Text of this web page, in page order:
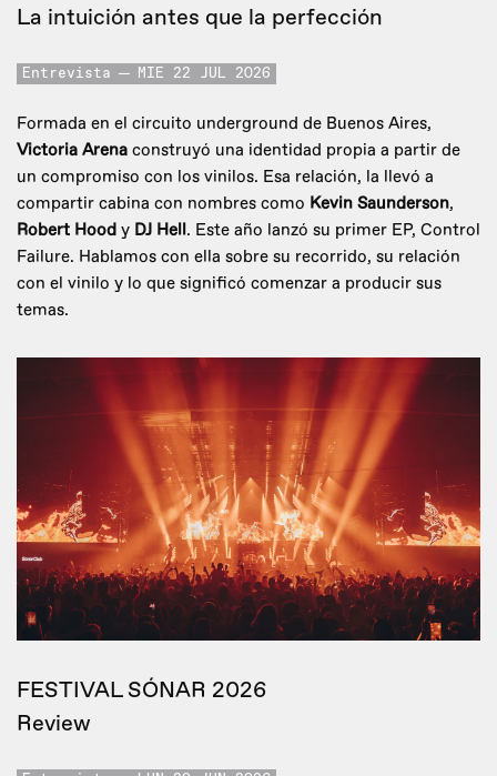
La intuición antes que la perfección
Entrevista MIE 22 JUL 2026
Formada en el circuito underground de Buenos Aires,
Victoria Arena construyó una identidad propia a partir de
un compromiso con los vinilos. Esa relación, la llevó a
compartir cabina con nombres como Kevin Saunderson,
Robert Hood y DJ Hell. Este año lanzó su primer EP, Control
Failure. Hablamos con ella sobre su recorrido, su relación
con el vinilo y lo que significó comenzar a producir sus
temas.
FESTIVAL SÓNAR 2026
Review